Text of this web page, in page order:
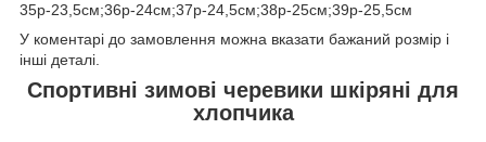
35р-23,5см;36р-24см;37р-24,5см;38р-25см;39р-25,5см
У коментарі до замовлення можна вказати бажаний розмір і
інші деталі.
Спортивні зимові черевики шкіряні для
хлопчика